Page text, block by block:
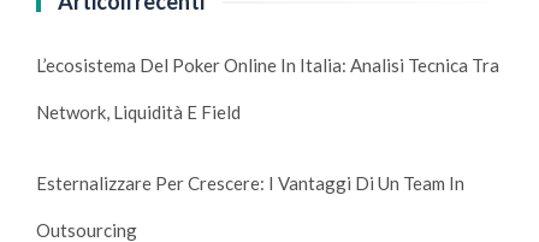
L’ecosistema Del Poker Online In Italia: Analisi Tecnica Tra
Network, Liquidità E Field
Esternalizzare Per Crescere: I Vantaggi Di Un Team In
Outsourcing